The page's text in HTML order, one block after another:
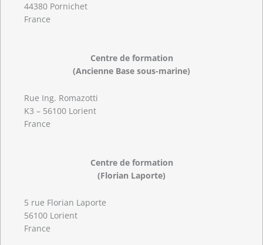
44380 Pornichet
France
Centre de formation
(Ancienne Base sous-marine)
Rue Ing. Romazotti
K3 – 56100 Lorient
France
Centre de formation
(Florian Laporte)
5 rue Florian Laporte
56100 Lorient
France